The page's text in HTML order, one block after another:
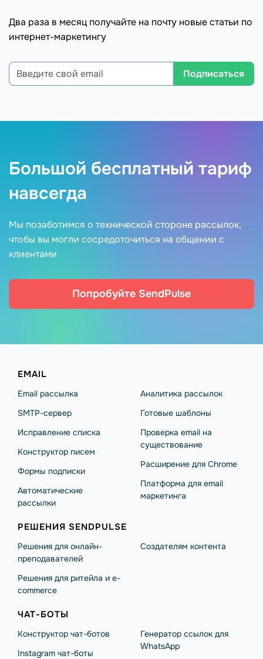
Два раза в месяц получайте на почту новые статьи по
интернет-маркетингу
Подписаться
Большой бесплатный тариф
навсегда
Мы позаботимся о технической стороне рассылок,
чтобы вы могли сосредоточиться на общении с
клиентами
Попробуйте SendPulse
EMAIL
Email рассылка
SMTP-сервер
Исправление списка
Конструктор писем
Формы подписки
Автоматические
рассылки
Аналитика рассылок
Готовые шаблоны
Проверка email на
существование
Расширение для Chrome
Платформа для email
маркетинга
РЕШЕНИЯ SENDPULSE
Решения для онлайн-
преподавателей
Решения для ритейла и e-
commerce
Создателям контента
ЧАТ-БОТЫ
Конструктор чат-ботов
Instagram чат-боты
Генератор ссылок для
WhatsApp